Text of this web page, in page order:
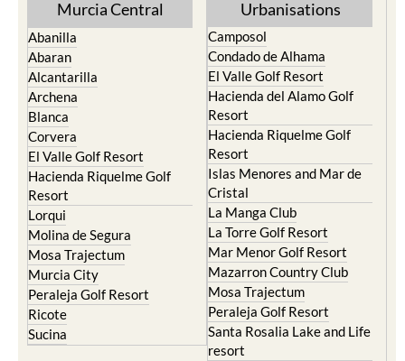
Murcia Central
Abanilla
Abaran
Alcantarilla
Archena
Blanca
Corvera
El Valle Golf Resort
Hacienda Riquelme Golf
Resort
Lorqui
Molina de Segura
Mosa Trajectum
Murcia City
Peraleja Golf Resort
Ricote
Urbanisations
Camposol
Condado de Alhama
El Valle Golf Resort
Hacienda del Alamo Golf
Resort
Hacienda Riquelme Golf
Resort
Islas Menores and Mar de
Cristal
La Manga Club
La Torre Golf Resort
Mar Menor Golf Resort
Mazarron Country Club
Mosa Trajectum
Peraleja Golf Resort